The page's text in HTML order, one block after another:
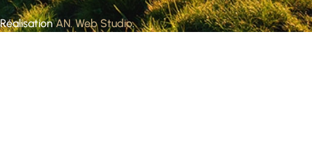
RéalisationAN. Web Studio.